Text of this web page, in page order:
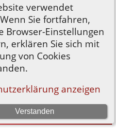
verwendet
Sie fortfahren,
Browser-Einstellungen
erklären Sie sich mit
von Cookies
anzeigen
Verstanden
©
of Genealogy Sitebuilding
Lythgoe © 2001-2026.
Gesellschaft, Wien. |
wechseln